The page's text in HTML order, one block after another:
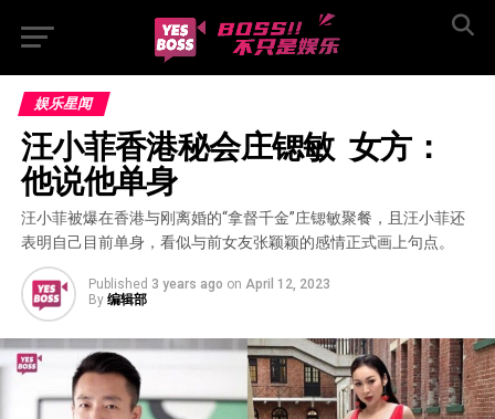
娱乐星闻
汪小菲香港秘会庄锶敏  女方：
他说他单身
汪小菲被爆在香港与刚离婚的“拿督千金”庄锶敏聚餐，且汪小菲还
表明自己目前单身，看似与前女友张颖颖的感情正式画上句点。
Published 3 years ago on April 12, 2023
By 编辑部